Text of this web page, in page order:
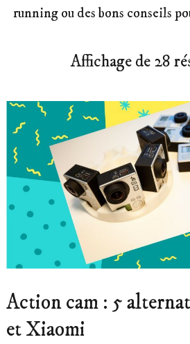
running ou des bons conseils
Affichage de 28
Action cam : 5
et Xiaomi